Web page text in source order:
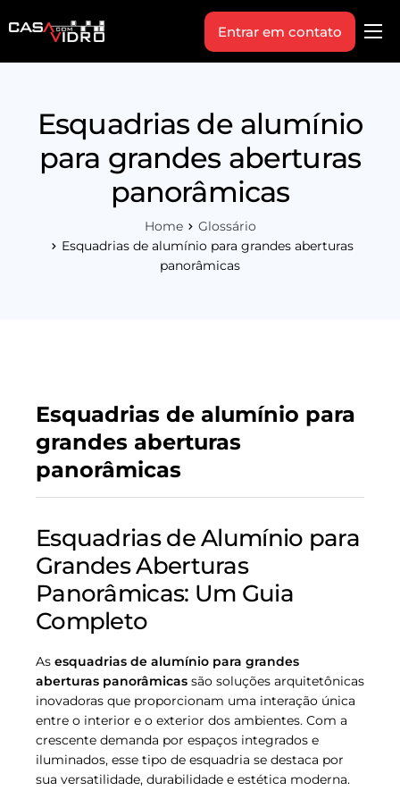
Produtos
Indique+
Blog
Vagas
Entrar em contato
Esquadrias de alumínio
para grandes aberturas
panorâmicas
Home
Glossário
Esquadrias de alumínio para grandes aberturas
panorâmicas
Esquadrias de alumínio para
grandes aberturas
panorâmicas
Esquadrias de Alumínio para
Grandes Aberturas
Panorâmicas: Um Guia
Completo
As esquadrias de alumínio para grandes
aberturas panorâmicas são soluções arquitetônicas
inovadoras que proporcionam uma interação única
entre o interior e o exterior dos ambientes. Com a
crescente demanda por espaços integrados e
iluminados, esse tipo de esquadria se destaca por
sua versatilidade, durabilidade e estética moderna.